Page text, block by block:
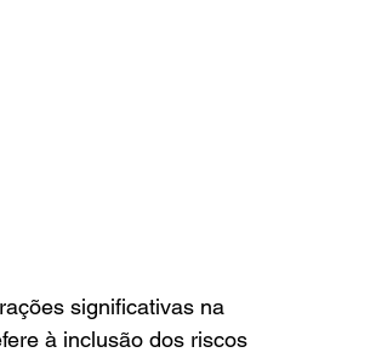
significativas na
à inclusão dos riscos